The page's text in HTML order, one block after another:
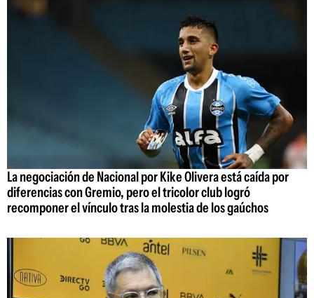
La negociación de Nacional por Kike Olivera está caída por
diferencias con Gremio, pero el tricolor club logró
recomponer el vínculo tras la molestia de los gaúchos